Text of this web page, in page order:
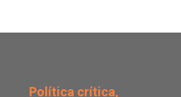
Política crítica,